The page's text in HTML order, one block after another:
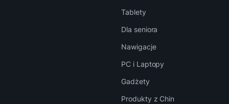
Tablety
Dla seniora
Nawigacje
PC i Laptopy
Gadżety
Produkty z Chin